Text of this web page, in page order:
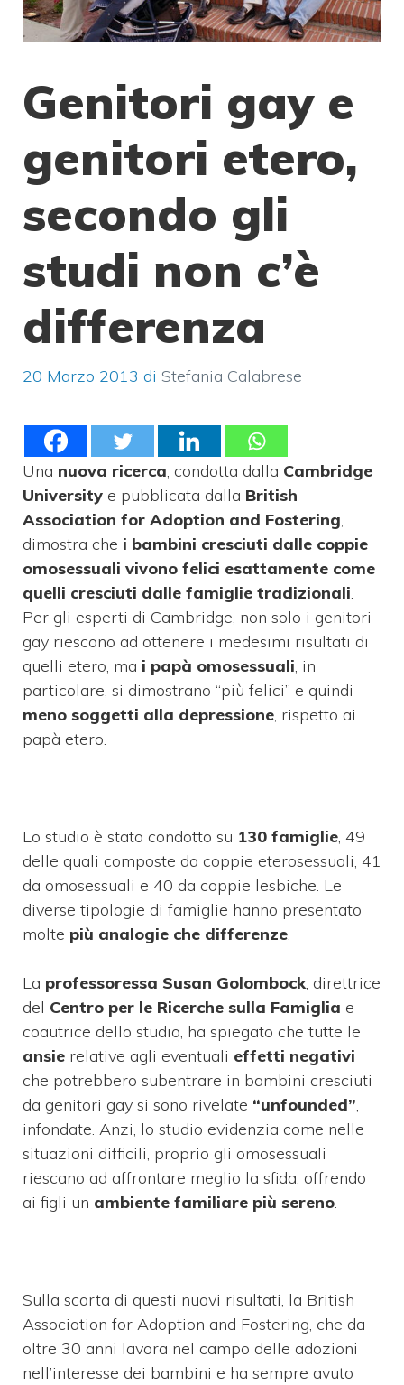
Genitori gay e
genitori etero,
secondo gli
studi non c’è
differenza
20 Marzo 2013 di Stefania Calabrese
Una nuova ricerca, condotta dalla Cambridge
University e pubblicata dalla British
Association for Adoption and Fostering,
dimostra che i bambini cresciuti dalle coppie
omosessuali vivono felici esattamente come
quelli cresciuti dalle famiglie tradizionali.
Per gli esperti di Cambridge, non solo i genitori
gay riescono ad ottenere i medesimi risultati di
quelli etero, ma i papà omosessuali, in
particolare, si dimostrano “più felici” e quindi
meno soggetti alla depressione, rispetto ai
papà etero.
Lo studio è stato condotto su 130 famiglie, 49
delle quali composte da coppie eterosessuali, 41
da omosessuali e 40 da coppie lesbiche. Le
diverse tipologie di famiglie hanno presentato
molte più analogie che differenze.
La professoressa Susan Golombock, direttrice
del Centro per le Ricerche sulla Famiglia e
coautrice dello studio, ha spiegato che tutte le
ansie relative agli eventuali effetti negativi
che potrebbero subentrare in bambini cresciuti
da genitori gay si sono rivelate “unfounded”,
infondate. Anzi, lo studio evidenzia come nelle
situazioni difficili, proprio gli omosessuali
riescano ad affrontare meglio la sfida, offrendo
ai figli un ambiente familiare più sereno.
Sulla scorta di questi nuovi risultati, la British
Association for Adoption and Fostering, che da
oltre 30 anni lavora nel campo delle adozioni
nell’interesse dei bambini e ha sempre avuto